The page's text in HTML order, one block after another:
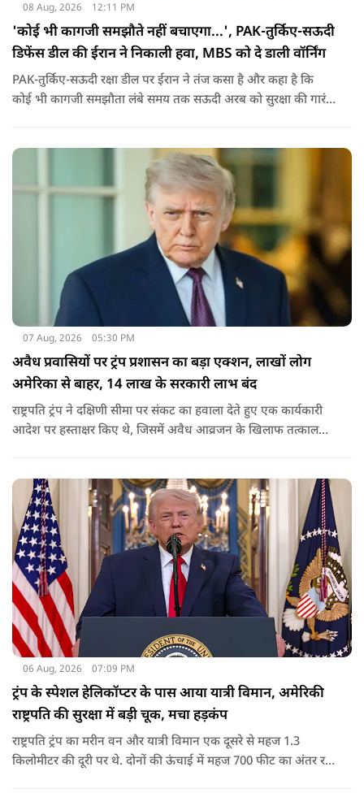
08 Aug, 2026 12:11 PM
'कोई भी कागजी समझौते नहीं बचाएगा...', PAK-तुर्किए-सऊदी
डिफेंस डील की ईरान ने निकाली हवा, MBS को दे डाली वॉर्निंग
PAK-तुर्किए-सऊदी रक्षा डील पर ईरान ने तंज कसा है और कहा है कि
कोई भी कागजी समझौता लंबे समय तक सऊदी अरब को सुरक्षा की गारंटी
07 Aug, 2026 05:30 PM
अवैध प्रवासियों पर ट्रंप प्रशासन का बड़ा एक्शन, लाखों लोग
अमेरिका से बाहर, 14 लाख के सरकारी लाभ बंद
राष्ट्रपति ट्रंप ने दक्षिणी सीमा पर संकट का हवाला देते हुए एक कार्यकारी
आदेश पर हस्ताक्षर किए थे, जिसमें अवैध आव्रजन के खिलाफ तत्काल
06 Aug, 2026 07:09 PM
ट्रंप के स्पेशल हेलिकॉप्टर के पास आया यात्री विमान, अमेरिकी
राष्ट्रपति की सुरक्षा में बड़ी चूक, मचा हड़कंप
राष्ट्रपति ट्रंप का मरीन वन और यात्री विमान एक दूसरे से महज 1.3
किलोमीटर की दूरी पर थे. दोनों की ऊंचाई में महज 700 फीट का अंतर रह